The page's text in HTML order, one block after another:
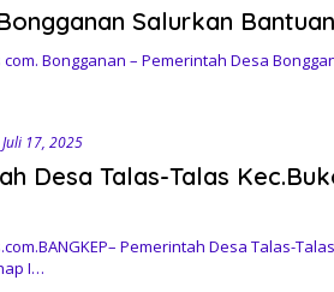
Salurkan
Bongganan – Pemerintah Desa
Juli 17, 2025
Desa Talas-Talas
Pemerintah Desa Talas-
I…